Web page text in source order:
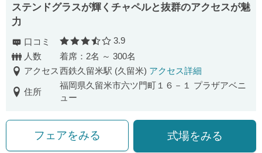
ステンドグラスが輝くチャペルと抜群のアクセスが魅
力
口コミ 口コミ評価
3.9
人数
着席：2名 ～ 300名
アクセス西鉄久留米駅 (久留米) アクセス詳細
住所
福岡県久留米市六ツ門町１６－１ プラザアベニ
ュー
フェアをみる 式場をみる